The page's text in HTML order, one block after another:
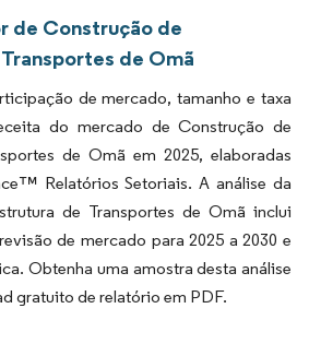
de Construção de
de Omã
de mercado, tamanho e taxa
do mercado de Construção de
de Omã em 2025, elaboradas
Relatórios Setoriais. A análise da
de Transportes de Omã inclui
de mercado para 2025 a 2030 e
Obtenha uma amostra desta análise
gratuito de relatório em PDF.